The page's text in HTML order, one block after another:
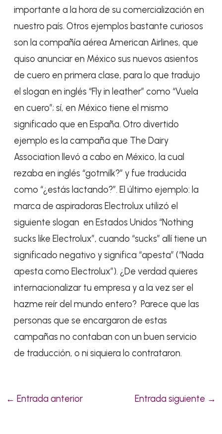
importante a la hora de su comercialización en
nuestro país. Otros ejemplos bastante curiosos
son la compañía aérea American Airlines, que
quiso anunciar en México sus nuevos asientos
de cuero en primera clase, para lo que tradujo
el slogan en inglés “Fly in leather” como “Vuela
en cuero”; sí, en México tiene el mismo
significado que en España. Otro divertido
ejemplo es la campaña que The Dairy
Association llevó a cabo en México, la cual
rezaba en inglés “gotmilk?” y fue traducida
como “¿estás lactando?”. El último ejemplo: la
marca de aspiradoras Electrolux utilizó el
siguiente slogan en Estados Unidos “Nothing
sucks like Electrolux”, cuando “sucks” allí tiene un
significado negativo y significa “apesta” (“Nada
apesta como Electrolux”). ¿De verdad quieres
internacionalizar tu empresa y a la vez ser el
hazme reír del mundo entero? Parece que las
personas que se encargaron de estas
campañas no contaban con un buen servicio
de traducción, o ni siquiera lo contrataron.
← Entrada anterior Entrada siguiente →